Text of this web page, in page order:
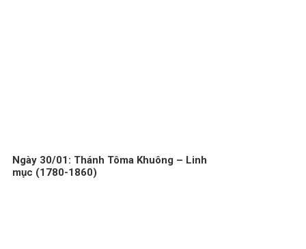
Ngày 30/01: Thánh Tôma Khuông – Linh
mục (1780-1860)